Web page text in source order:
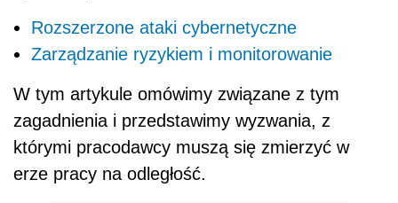
Rozszerzone ataki cybernetyczne
Zarządzanie ryzykiem i monitorowanie
W tym artykule omówimy związane z tym
zagadnienia i przedstawimy wyzwania, z
którymi pracodawcy muszą się zmierzyć w
erze pracy na odległość.